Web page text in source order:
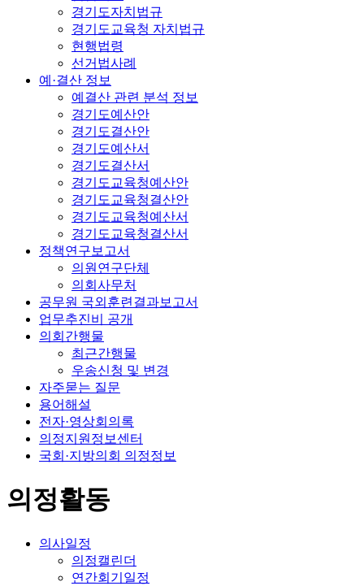
경기도자치법규
경기도교육청 자치법규
현행법령
선거법사례
예·결산 정보
예결산 관련 분석 정보
경기도예산안
경기도결산안
경기도예산서
경기도결산서
경기도교육청예산안
경기도교육청결산안
경기도교육청예산서
경기도교육청결산서
정책연구보고서
의원연구단체
의회사무처
공무원 국외훈련결과보고서
업무추진비 공개
의회간행물
최근간행물
우송신청 및 변경
자주묻는 질문
용어해설
전자·영상회의록
의정지원정보센터
국회·지방의회 의정정보
의정활동
의사일정
의정캘린더
연간회기일정